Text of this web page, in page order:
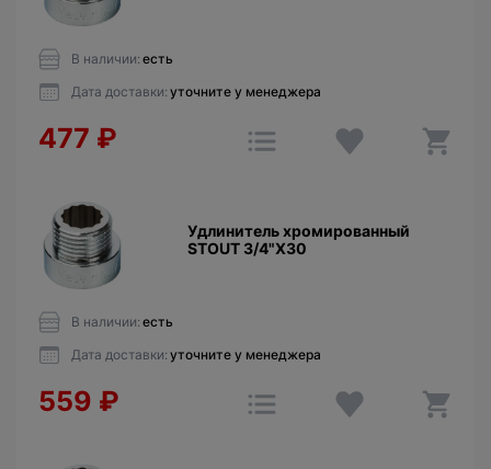
В наличии: есть
Дата доставки: уточните у менеджера
477 ₽
Удлинитель хромированный
STOUT 3/4"X30
В наличии: есть
Дата доставки: уточните у менеджера
559 ₽